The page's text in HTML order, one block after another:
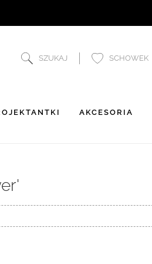
SZUKAJ SCHOWEK
AKCESORIA